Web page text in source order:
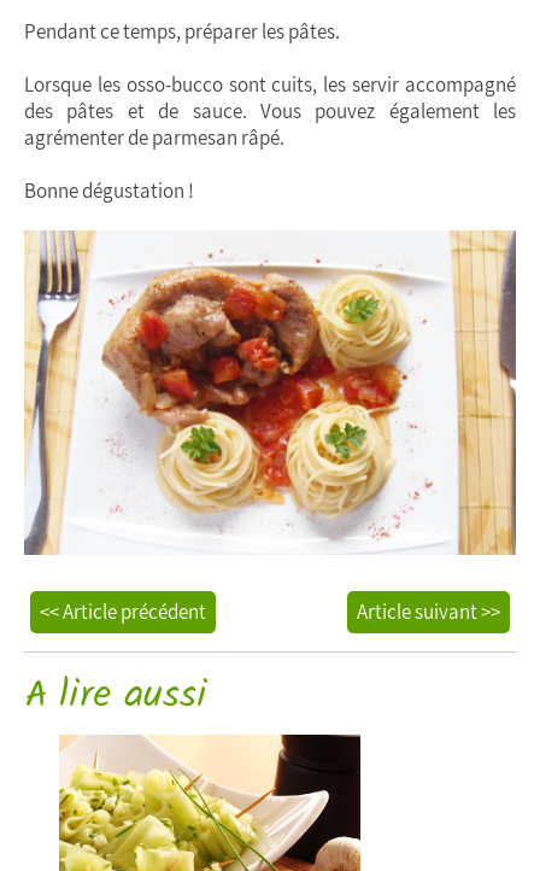
Pendant ce temps, préparer les pâtes.
Lorsque les osso-bucco sont cuits, les servir accompagné
des pâtes et de sauce. Vous pouvez également les
agrémenter de parmesan râpé.
Bonne dégustation !
Article suivant >>
<< Article précédent
A lire aussi